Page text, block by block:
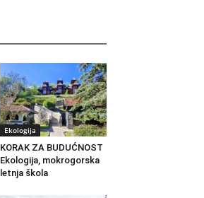
Ekologija
KORAK ZA BUDUĆNOST
Ekologija, mokrogorska
letnja škola